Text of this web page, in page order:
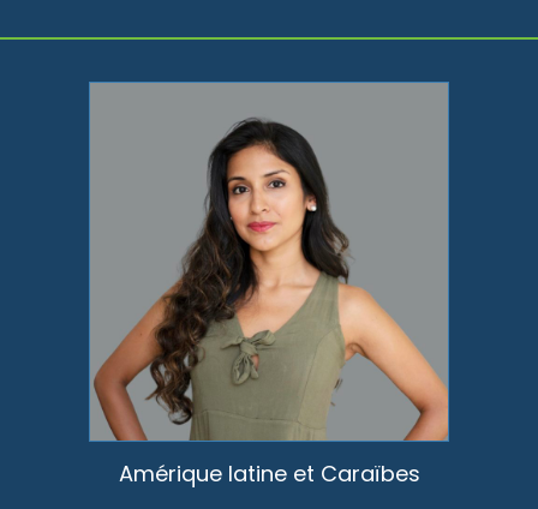
Amérique latine et Caraïbes